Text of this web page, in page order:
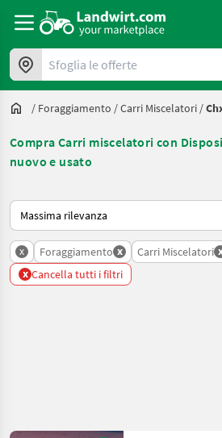
Sfoglia le offerte
/ Foraggiamento /Carri Miscelatori /
Compra Carri miscelatori con
nuovo e usato
Ecco come viene ordinato su
x Foraggiamento x Carri Miscelatori
x Cancella tutti i filtri